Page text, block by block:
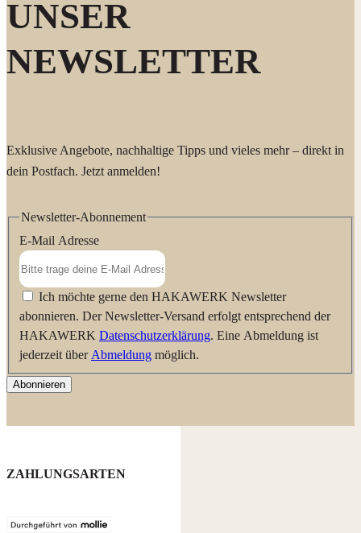
Waldenbuch www.hakawerk.de
UNSER
NEWSLETTER
Exklusive Angebote, nachhaltige Tipps und vieles mehr – direkt in
dein Postfach. Jetzt anmelden!
Newsletter-Abonnement
E-Mail Adresse
Ich möchte gerne den HAKAWERK Newsletter
abonnieren. Der Newsletter-Versand erfolgt entsprechend der
HAKAWERK Datenschutzerklärung. Eine Abmeldung ist
jederzeit über Abmeldung möglich.
Abonnieren
ZAHLUNGSARTEN